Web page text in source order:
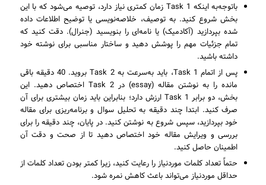
باتوجه‌به اینکه Task 1 زمان کمتری نیاز دارد، توصیه می‌شود که با این
بخش شروع کنید. به توصیف، خلاصه‌نویسی یا توضیح اطلاعات داده
شده بپردازید (آکادمیک) یا نامه‌ای را بنویسید (جنرال). دقت کنید که
تمام جزئیات مهم را پوشش دهید و ساختار مناسبی برای نوشته خود
داشته باشید.
پس از اتمام Task 1، باید به‌سرعت به Task 2 بروید. 40 دقیقه باقی
مانده را به نوشتن مقاله (essay) در Task 2 اختصاص دهید. این
بخش، دو برابر Task 1 ارزش دارد؛ بنابراین باید زمان بیشتری برای آن
صرف کنید. ابتدا چند دقیقه به تحلیل سوال و برنامه‌ریزی برای مقاله
خود بپردازید، سپس شروع به نوشتن کنید. در پایان، چند دقیقه را برای
بررسی و ویرایش مقاله خود اختصاص دهید تا از صحت و دقت آن
اطمینان حاصل کنید.
حتماً تعداد کلمات موردنیاز را رعایت کنید، زیرا کمتر بودن تعداد کلمات از
حداقل موردنیاز می‌تواند باعث کاهش نمره شود.